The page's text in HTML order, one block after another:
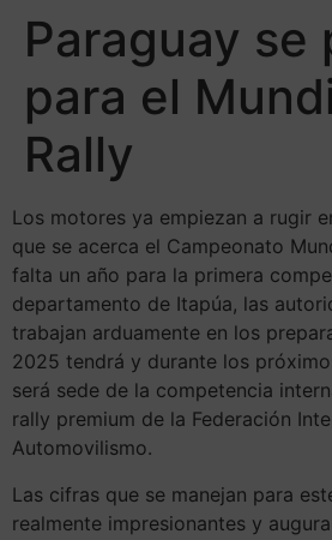
Paraguay se
para el
Rally
Los motores ya empiezan a rugir
que se acerca el Campeonato
falta un año para la primera
departamento de Itapúa, las
trabajan arduamente en los
2025 tendrá y durante los
será sede de la competencia
rally premium de la Federación
Automovilismo.
Las cifras que se manejan para
realmente impresionantes y